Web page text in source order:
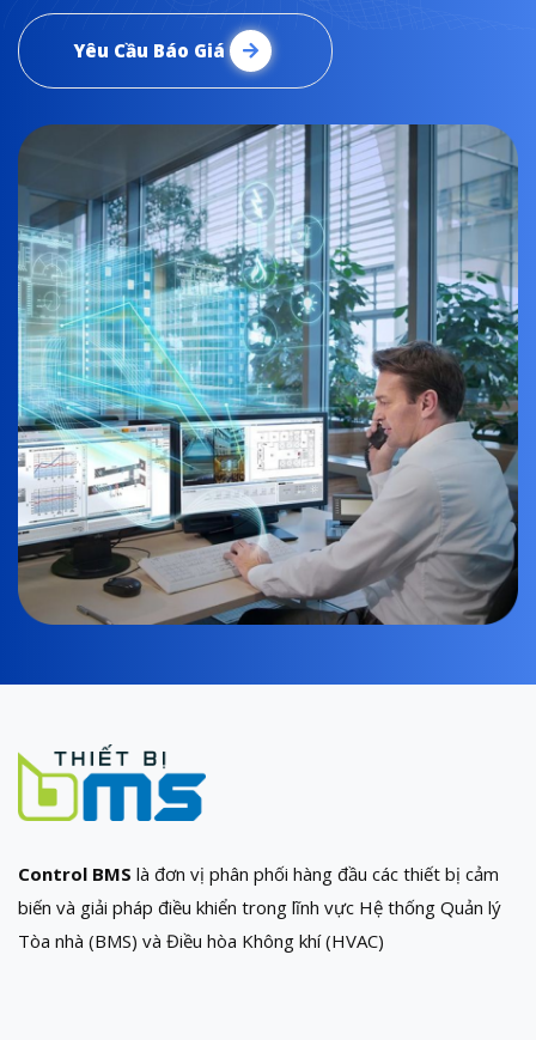
Yêu Cầu Báo Giá
Control BMS là đơn vị phân phối hàng đầu các thiết bị cảm
biến và giải pháp điều khiển trong lĩnh vực Hệ thống Quản lý
Tòa nhà (BMS) và Điều hòa Không khí (HVAC)